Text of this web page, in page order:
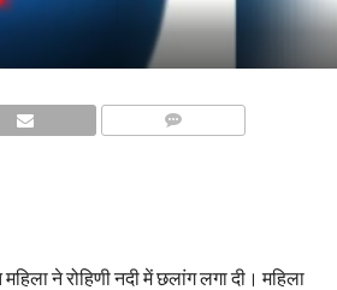
ने रोहिणी नदी में छलांग लगा दी। महिला